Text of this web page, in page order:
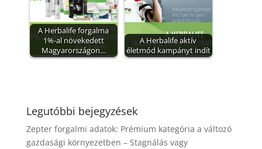
A Herbalife forgalma
1%-al növekedett
Magyarországon…
A Herbalife aktív
életmód kampányt indít
Legutóbbi bejegyzések
Zepter forgalmi adatok: Prémium kategória a változó
gazdasági környezetben – Stagnálás vagy